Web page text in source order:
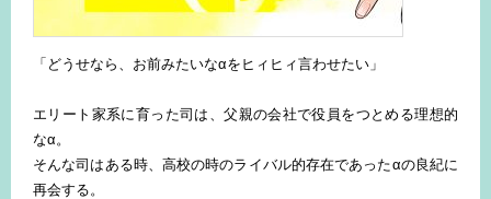
「どうせなら、お前みたいなαをヒィヒィ言わせたい」
エリート家系に育った司は、父親の会社で役員をつとめる理想的
なα。
そんな司はある時、高校の時のライバル的存在であったαの良紀に
再会する。